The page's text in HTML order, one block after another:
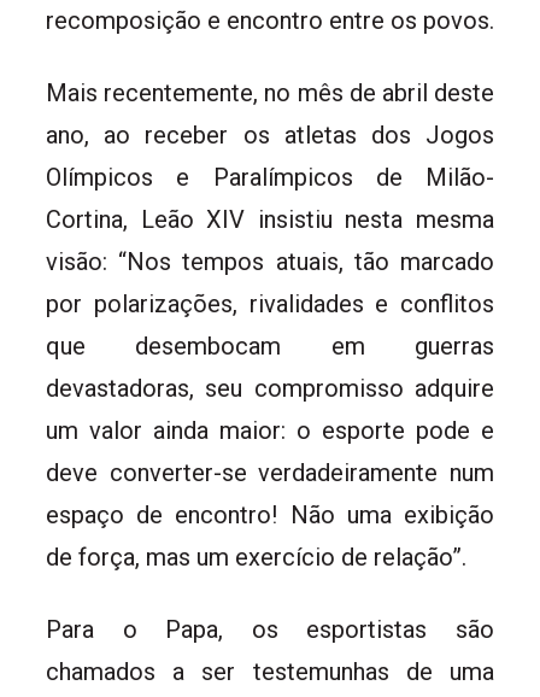
recomposição e encontro entre os povos.
Mais recentemente, no mês de abril deste
ano, ao receber os atletas dos Jogos
Olímpicos e Paralímpicos de Milão-
Cortina, Leão XIV insistiu nesta mesma
visão: “Nos tempos atuais, tão marcado
por polarizações, rivalidades e conflitos
que desembocam em guerras
devastadoras, seu compromisso adquire
um valor ainda maior: o esporte pode e
deve converter-se verdadeiramente num
espaço de encontro! Não uma exibição
de força, mas um exercício de relação”.
Para o Papa, os esportistas são
chamados a ser testemunhas de uma